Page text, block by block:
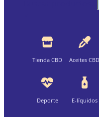
Tienda CBD Aceites CBD
Deporte E-líquidos